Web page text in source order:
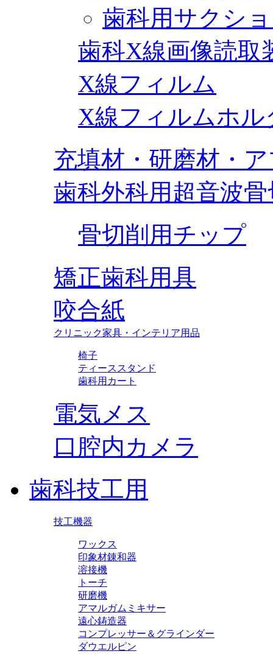
歯科用サクシ
歯科X線画像読取
X線フィルム
X線フィルムホル
充填材・研磨材・
歯科外科用超音波
骨切削用チップ
矯正歯科用具
咬合紙
クリニック家具・インテリア用品
椅子
ティーススタンド
歯科用カート
電気メス
口腔内カメラ
歯科技工用
技工機器
ワックス
印象材錬和器
溶接機
トーチ
研磨機
アマルガムミキサー
遠心鋳造器
コンプレッサー＆グラインダー
ダウエルピン